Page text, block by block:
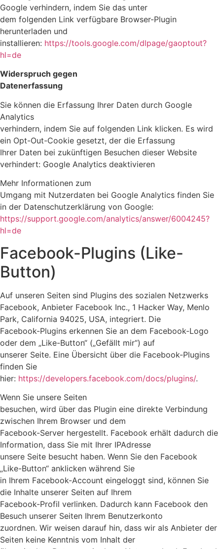
Google verhindern, indem Sie das unter
dem folgenden Link verfügbare Browser-Plugin
herunterladen und
installieren: https://tools.google.com/dlpage/gaoptout?
hl=de
Widerspruch gegen
Datenerfassung
Sie können die Erfassung Ihrer Daten durch Google
Analytics
verhindern, indem Sie auf folgenden Link klicken. Es wird
ein Opt-Out-Cookie gesetzt, der die Erfassung
Ihrer Daten bei zukünftigen Besuchen dieser Website
verhindert: Google Analytics deaktivieren
Mehr Informationen zum
Umgang mit Nutzerdaten bei Google Analytics finden Sie
in der Datenschutzerklärung von Google:
https://support.google.com/analytics/answer/6004245?
hl=de
Facebook-Plugins (Like-
Button)
Auf unseren Seiten sind Plugins des sozialen Netzwerks
Facebook, Anbieter Facebook Inc., 1 Hacker Way, Menlo
Park, California 94025, USA, integriert. Die
Facebook-Plugins erkennen Sie an dem Facebook-Logo
oder dem „Like-Button“ („Gefällt mir“) auf
unserer Seite. Eine Übersicht über die Facebook-Plugins
finden Sie
hier: https://developers.facebook.com/docs/plugins/.
Wenn Sie unsere Seiten
besuchen, wird über das Plugin eine direkte Verbindung
zwischen Ihrem Browser und dem
Facebook-Server hergestellt. Facebook erhält dadurch die
Information, dass Sie mit Ihrer IPAdresse
unsere Seite besucht haben. Wenn Sie den Facebook
„Like-Button“ anklicken während Sie
in Ihrem Facebook-Account eingeloggt sind, können Sie
die Inhalte unserer Seiten auf Ihrem
Facebook-Profil verlinken. Dadurch kann Facebook den
Besuch unserer Seiten Ihrem Benutzerkonto
zuordnen. Wir weisen darauf hin, dass wir als Anbieter der
Seiten keine Kenntnis vom Inhalt der